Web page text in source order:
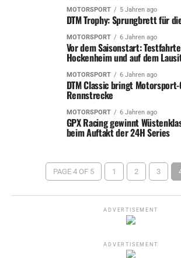
MOTORSPORT 5 Jahren ago
DTM Trophy: Sprungbrett für
MOTORSPORT 6 Jahren ago
Vor dem Saisonstart:
Hockenheim und auf dem
MOTORSPORT 6 Jahren ago
DTM Classic bringt
Rennstrecke
MOTORSPORT 6 Jahren ago
GPX Racing gewinnt
beim Auftakt der 24H Series
PAGE 4 OF 5 1 2 3
ADVERTISEMENT
ADVERTISEMENT